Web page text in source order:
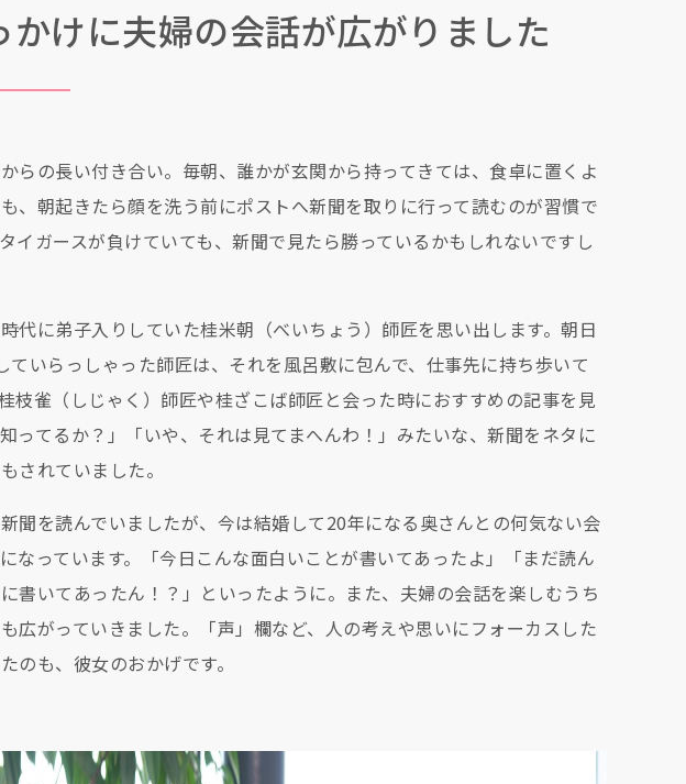
かけに夫婦の会話が広がりました
らの長い付き合い。毎朝、誰かが玄関から持ってきては、食卓に置くよ
、朝起きたら顔を洗う前にポストへ新聞を取りに行って読むのが習慣で
イガースが負けていても、新聞で見たら勝っているかもしれないですし
代に弟子入りしていた桂米朝（べいちょう）師匠を思い出します。朝日
ていらっしゃった師匠は、それを風呂敷に包んで、仕事先に持ち歩いて
枝雀（しじゃく）師匠や桂ざこば師匠と会った時におすすめの記事を見
ってるか？」「いや、それは見てまへんわ！」みたいな、新聞をネタに
されていました。
聞を読んでいましたが、今は結婚して20年になる奥さんとの何気ない会
なっています。「今日こんな面白いことが書いてあったよ」「まだ読ん
書いてあったん！？」といったように。また、夫婦の会話を楽しむうち
広がっていきました。「声」欄など、人の考えや思いにフォーカスした
のも、彼女のおかげです。